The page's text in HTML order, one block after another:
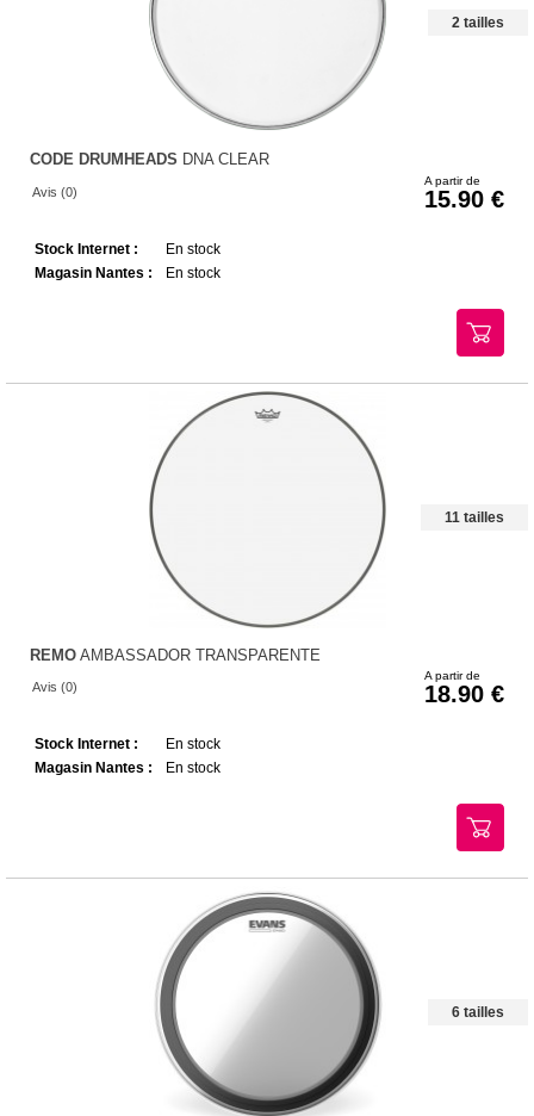
2 tailles
CODE DRUMHEADS DNA CLEAR
Avis (0)
A partir de
15.90
Stock Internet :
En stock
Magasin Nantes :
En stock
11 tailles
REMO AMBASSADOR TRANSPARENTE
Avis (0)
A partir de
18.90
Stock Internet :
En stock
Magasin Nantes :
En stock
6 tailles